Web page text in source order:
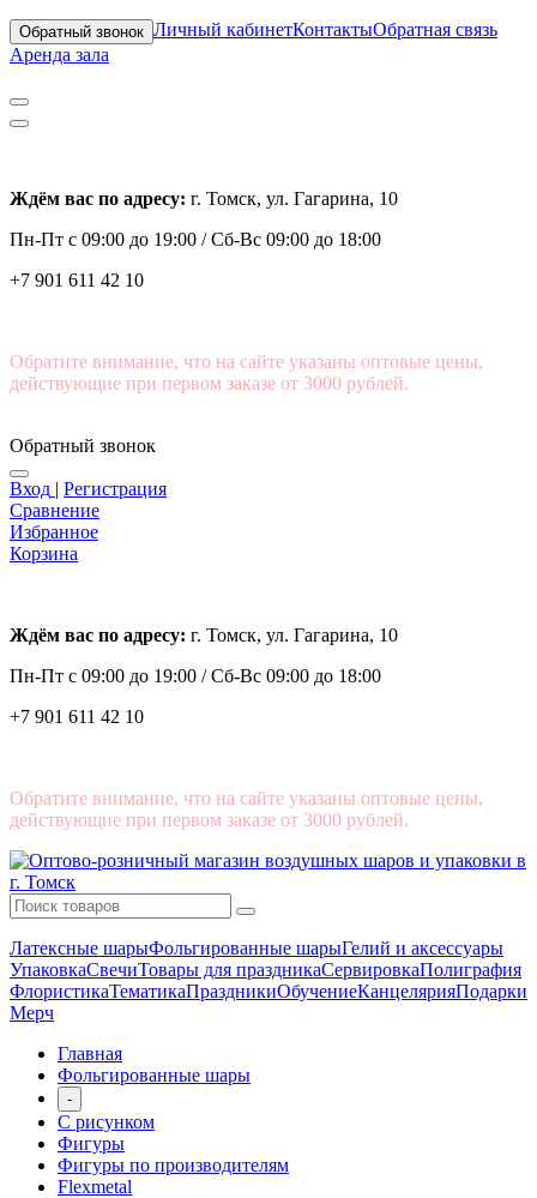
Обратный звонок Личный кабинетКонтактыОбратная связь
Аренда зала
Ждём вас по адресу: г. Томск, ул. Гагарина, 10
Пн-Пт с 09:00 до 19:00 /Сб-Вс 09:00 до 18:00
+7 901 611 42 10
Обратите внимание, что на сайте указаны оптовые цены,
действующие при первом заказе от 3000 рублей.
Обратный звонок
Вход | Регистрация
Сравнение
Избранное
Корзина
Ждём вас по адресу: г. Томск, ул. Гагарина, 10
Пн-Пт с 09:00 до 19:00 /Сб-Вс 09:00 до 18:00
+7 901 611 42 10
Обратите внимание, что на сайте указаны оптовые цены,
действующие при первом заказе от 3000 рублей.
Латексные шарыФольгированные шарыГелий и аксессуары
УпаковкаСвечиТовары для праздникаСервировкаПолиграфия
ФлористикаТематикаПраздникиОбучениеКанцелярияПодарки
Мерч
Главная
Фольгированные шары
-
С рисунком
Фигуры
Фигуры по производителям
Flexmetal